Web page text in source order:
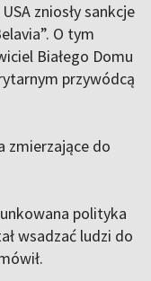
zniosły sankcje
O tym
Białego Domu
przywódcą
zmierzające do
polityka
wsadzać ludzi do